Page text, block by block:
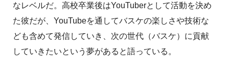
なレベルだ。高校卒業後はYouTuberとして活動を決め
た彼だが、YouTubeを通してバスケの楽しさや技術な
ども含めて発信していき、次の世代（バスケ）に貢献
していきたいという夢があると語っている。